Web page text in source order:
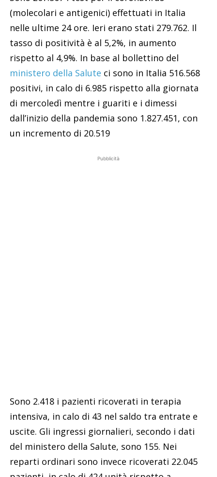
(molecolari e antigenici) effettuati in Italia
nelle ultime 24 ore. Ieri erano stati 279.762. Il
tasso di positività è al 5,2%, in aumento
rispetto al 4,9%. In base al bollettino del
ministero della Salute ci sono in Italia 516.568
positivi, in calo di 6.985 rispetto alla giornata
di mercoledì mentre i guariti e i dimessi
dall’inizio della pandemia sono 1.827.451, con
un incremento di 20.519
Pubblicità
Sono 2.418 i pazienti ricoverati in terapia
intensiva, in calo di 43 nel saldo tra entrate e
uscite. Gli ingressi giornalieri, secondo i dati
del ministero della Salute, sono 155. Nei
reparti ordinari sono invece ricoverati 22.045